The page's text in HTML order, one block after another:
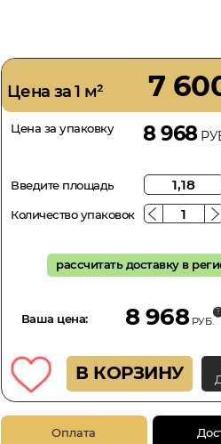
Цена за 1 м² 7
Цена за упаковку 8 968
Введите площадь
Количество упаковок
рассчитать доставку в
Ваша цена: 8 968 РУБ.
В КОРЗИНУ
Оплата